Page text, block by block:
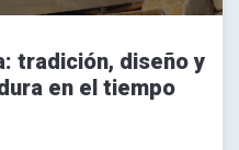
tradición, diseño y
en el tiempo